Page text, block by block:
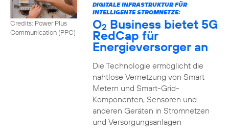
Credits: Power Plus
Communication (PPC)
DIGITALE INFRASTRUKTUR FÜR
INTELLIGENTE STROMNETZE:
O2 Business bietet 5G
RedCap für
Energieversorger an
Die Technologie ermöglicht die
nahtlose Vernetzung von Smart
Metern und Smart-Grid-
Komponenten, Sensoren und
anderen Geräten in Stromnetzen
und Versorgungsanlagen